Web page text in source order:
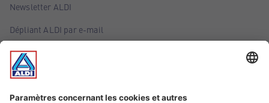
Newsletter ALDI
Dépliant ALDI par e-mail
Offres
Infos essentielles